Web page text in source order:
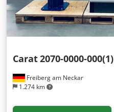
Freiberg am Neckar
1.274 km
Carat2070-0000-000(1)